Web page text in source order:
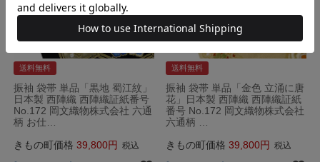
送料無料
振袖 袋帯 単品「黒地 蜀江紋」
日本製 西陣織 西陣織証紙番号
No.172 岡文織物株式会社 六通
柄 お仕…
きもの町価格 39,800 税込
送料無料
振袖 袋帯 単品「金色 立涌に唐
花」日本製 西陣織 西陣織証紙
番号 No.172 岡文織物株式会社
六通柄 …
きもの町価格 39,800 税込